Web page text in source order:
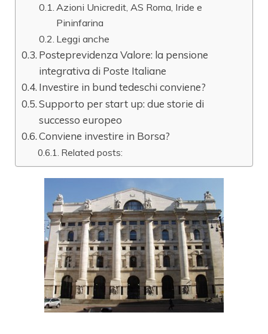
Azioni Unicredit, AS Roma, Iride e
Pininfarina
Leggi anche
Posteprevidenza Valore: la pensione
integrativa di Poste Italiane
Investire in bund tedeschi conviene?
Supporto per start up: due storie di
successo europeo
Conviene investire in Borsa?
Related posts: